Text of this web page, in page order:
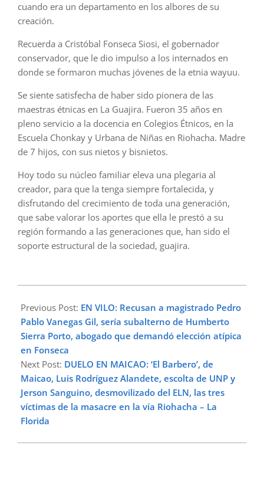
cuando era un departamento en los albores de su
creación.
Recuerda a Cristóbal Fonseca Siosi, el gobernador
conservador, que le dio impulso a los internados en
donde se formaron muchas jóvenes de la etnia wayuu.
Se siente satisfecha de haber sido pionera de las
maestras étnicas en La Guajira. Fueron 35 años en
pleno servicio a la docencia en Colegios Étnicos, en la
Escuela Chonkay y Urbana de Niñas en Riohacha. Madre
de 7 hijos, con sus nietos y bisnietos.
Hoy todo su núcleo familiar eleva una plegaria al
creador, para que la tenga siempre fortalecida, y
disfrutando del crecimiento de toda una generación,
que sabe valorar los aportes que ella le prestó a su
región formando a las generaciones que, han sido el
soporte estructural de la sociedad, guajira.
07-
03
Previous Post: EN VILO: Recusan a magistrado Pedro
Pablo Vanegas Gil, sería subalterno de Humberto
Sierra Porto, abogado que demandó elección atípica
en Fonseca
Next Post: DUELO EN MAICAO: ‘El Barbero’, de
Maicao, Luis Rodríguez Alandete, escolta de UNP y
Jerson Sanguino, desmovilizado del ELN, las tres
víctimas de la masacre en la vía Riohacha – La
Florida